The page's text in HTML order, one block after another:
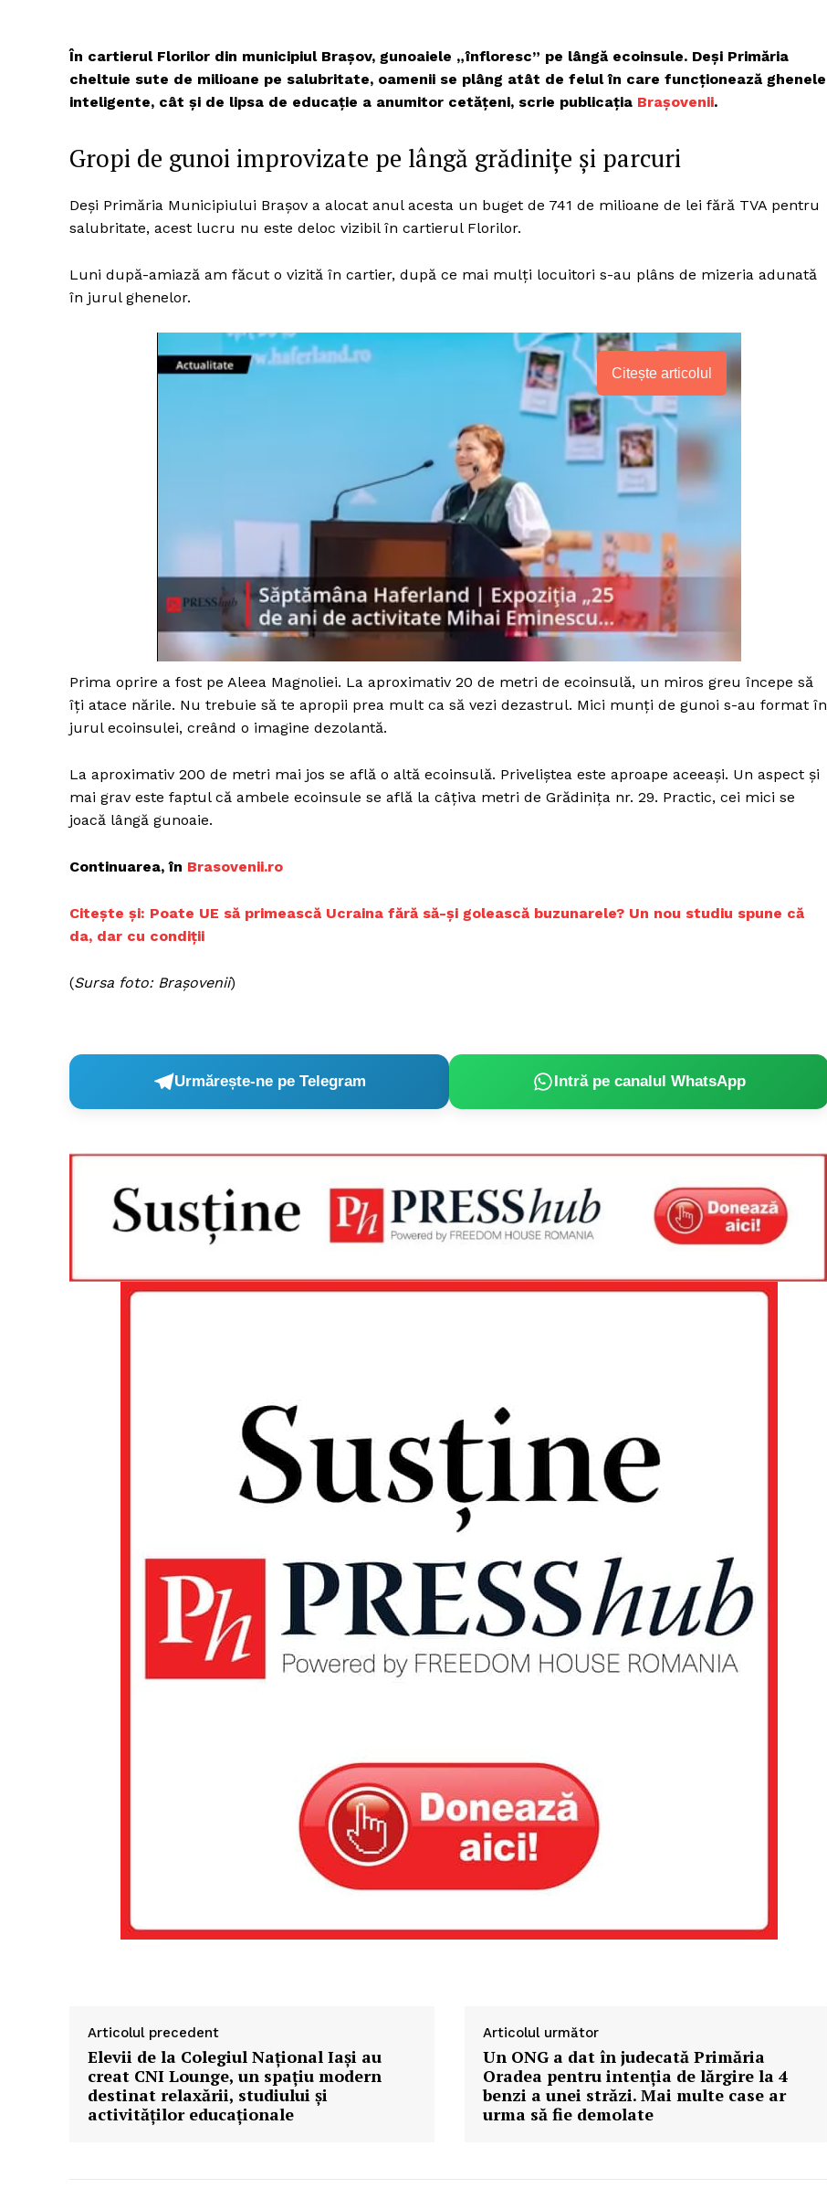
Un proiect
FREEDOM HOUSE
PRESShub
În cartierul Florilor din municipiul Brașov, gunoaiele „înfloresc” pe lângă ecoinsule. Deși Primăria
cheltuie sute de milioane pe salubritate, oamenii se plâng atât de felul în care funcționează ghenele
inteligente, cât și de lipsa de educație a anumitor cetățeni, scrie publicația Brașovenii.
Gropi de gunoi improvizate pe lângă grădinițe și parcuri
Deși Primăria Municipiului Brașov a alocat anul acesta un buget de 741 de milioane de lei fără TVA pentru
salubritate, acest lucru nu este deloc vizibil în cartierul Florilor.
Luni după-amiază am făcut o vizită în cartier, după ce mai mulți locuitori s-au plâns de mizeria adunată
în jurul ghenelor.
Citește articolul
Prima oprire a fost pe Aleea Magnoliei. La aproximativ 20 de metri de ecoinsulă, un miros greu începe să
îți atace nările. Nu trebuie să te apropii prea mult ca să vezi dezastrul. Mici munți de gunoi s-au format în
jurul ecoinsulei, creând o imagine dezolantă.
La aproximativ 200 de metri mai jos se află o altă ecoinsulă. Priveliștea este aproape aceeași. Un aspect și
mai grav este faptul că ambele ecoinsule se află la câțiva metri de Grădinița nr. 29. Practic, cei mici se
joacă lângă gunoaie.
Continuarea, în Brasovenii.ro
Citește și: Poate UE să primească Ucraina fără să-și golească buzunarele? Un nou studiu spune că
da, dar cu condiții
(Sursa foto: Brașovenii)
Urmărește-ne pe Telegram Intră pe canalul WhatsApp
Articolul precedent
Elevii de la Colegiul Național Iași au
creat CNI Lounge, un spațiu modern
destinat relaxării, studiului și
activităților educaționale
Articolul următor
Un ONG a dat în judecată Primăria
Oradea pentru intenția de lărgire la 4
benzi a unei străzi. Mai multe case ar
urma să fie demolate